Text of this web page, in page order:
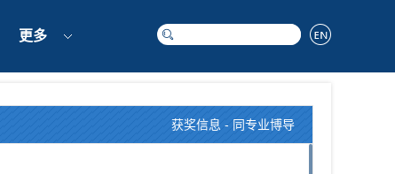
更多
获奖信息 - 同专业博导